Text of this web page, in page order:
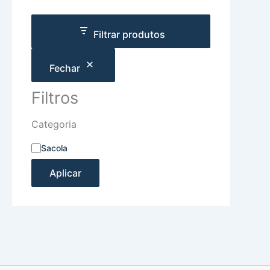
Filtrar produtos
Fechar
Filtros
Categoria
Sacola
Aplicar